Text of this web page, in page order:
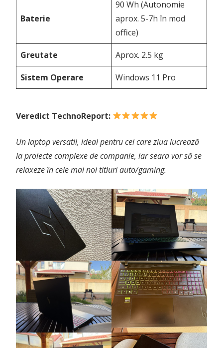
Baterie
90 Wh (Autonomie
aprox. 5-7h în mod
office)
Greutate Aprox. 2.5 kg
Sistem Operare Windows 11 Pro
Veredict TechnoReport:
Un laptop versatil, ideal pentru cei care ziua lucrează
la proiecte complexe de companie, iar seara vor să se
relaxeze în cele mai noi titluri auto/gaming.